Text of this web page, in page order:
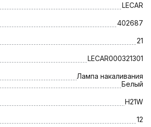
LECAR
402687
21
LECAR000321301
Лампа накаливания
Белый
H21W
12